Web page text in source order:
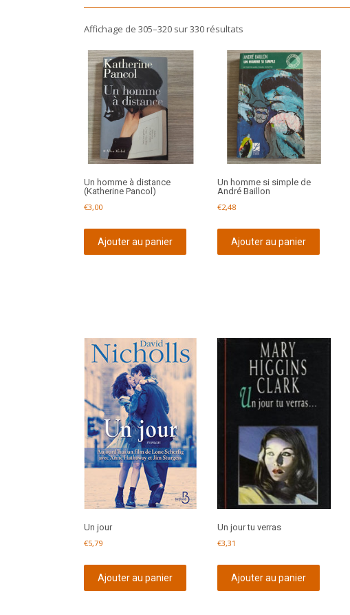
Affichage de 305–320 sur 330 résultats
Un homme à distance
(Katherine Pancol)
€3,00
Ajouter au panier
Un homme si simple de
André Baillon
€2,48
Ajouter au panier
Un jour
€5,79
Ajouter au panier
Un jour tu verras
€3,31
Ajouter au panier